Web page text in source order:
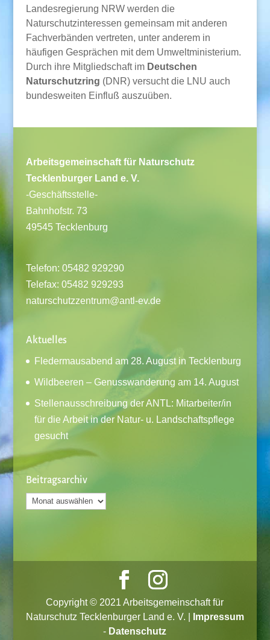
Landesregierung NRW werden die
Naturschutzinteressen gemeinsam mit anderen
Fachverbänden vertreten, unter anderem in
häufigen Gesprächen mit dem Umweltministerium.
Durch ihre Mitgliedschaft im Deutschen
Naturschutzring (DNR) versucht die LNU auch
bundesweiten Einfluß auszuüben.
Arbeitsgemeinschaft für Naturschutz
Tecklenburger Land e. V.
-Geschäftsstelle-
Bahnhofstr. 73
49545 Tecklenburg
Telefon: 05482 929290
Telefax: 05482 929293
naturschutzzentrum@antl-ev.de
Aktuelles
Fledermausabend am 28. August in Tecklenburg
Wildbeeren – Genusswanderung am 14. August
Stellenausschreibung der ANTL: Mitarbeiter/in
für die Arbeit in der Natur- u. Landschaftspflege
gesucht
Beitragsarchiv
Beitragsarchiv
Copyright © 2021 Arbeitsgemeinschaft für
Naturschutz Tecklenburger Land e. V. |
Impressum
- Datenschutz